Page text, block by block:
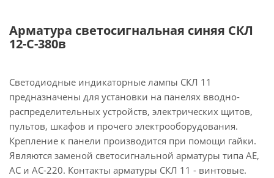
Арматура светосигнальная синяя СКЛ
12-С-380в
Светодиодные индикаторные лампы СКЛ 11
предназначены для установки на панелях вводно-
распределительных устройств, электрических щитов,
пультов, шкафов и прочего электрооборудования.
Крепление к панели производится при помощи гайки.
Являются заменой светосигнальной арматуры типа АЕ,
АС и АС-220. Контакты арматуры СКЛ 11 - винтовые.